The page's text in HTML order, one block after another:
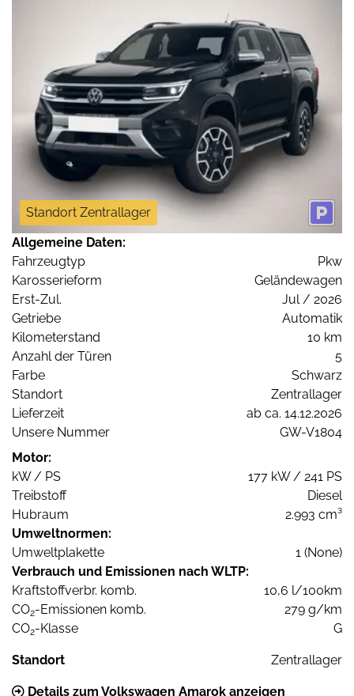
Standort Zentrallager
Allgemeine Daten:
Fahrzeugtyp
Pkw
Karosserieform
Geländewagen
Erst-Zul.
Jul / 2026
Getriebe
Automatik
Kilometerstand
10 km
Anzahl der Türen
5
Farbe
Schwarz
Standort
Zentrallager
Lieferzeit
ab ca. 14.12.2026
Unsere Nummer
GW-V1804
Motor:
kW / PS
177 kW / 241 PS
Treibstoff
Diesel
Hubraum
2.993 cm³
Umweltnormen:
Umweltplakette
1 (None)
Verbrauch und Emissionen nach WLTP:
Kraftstoffverbr. komb.
10,6 l/100km
CO2-Emissionen komb.
279 g/km
CO2-Klasse G
Standort Zentrallager
Details zum Volkswagen Amarok anzeigen